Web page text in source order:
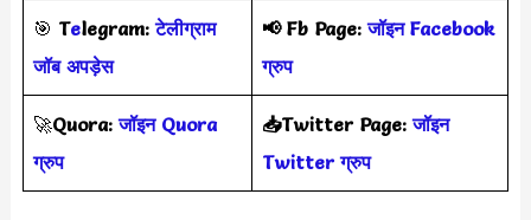
🎯 Telegram: टेलीग्राम
जॉब अपड़ेस
📢 Fb Page:जॉइन Facebook
ग्रुप
🚀Quora:जॉइन Quora
ग्रुप
📥Twitter Page:जॉइन
Twitter ग्रुप